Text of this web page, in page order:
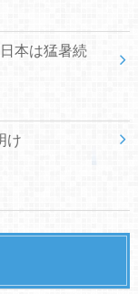
本は猛暑続
け